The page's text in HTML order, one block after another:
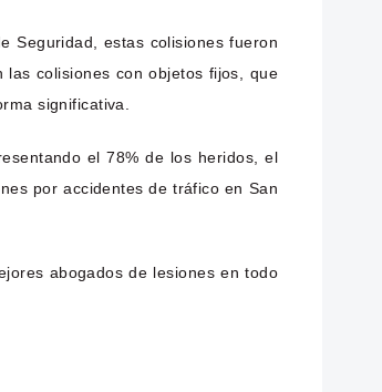
Seguridad, estas colisiones fueron
colisiones con objetos fijos, que
significativa.
el 78% de los heridos, el
por accidentes de tráfico en San
abogados de lesiones en todo